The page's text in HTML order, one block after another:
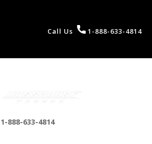
Call Us 1-888-633-4814
1-888-633-4814